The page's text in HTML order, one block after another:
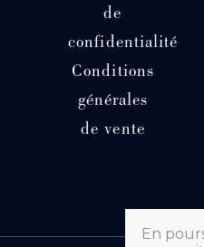
de
confidentialité
Conditions
générales
de vente
En